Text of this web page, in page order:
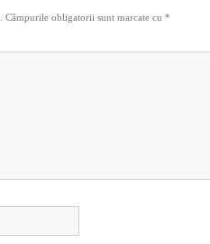
Câmpurile obligatorii sunt marcate cu *